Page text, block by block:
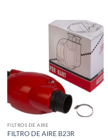
Add to
wishlist
FILTROS DE AIRE
FILTRO DE AIRE B23R